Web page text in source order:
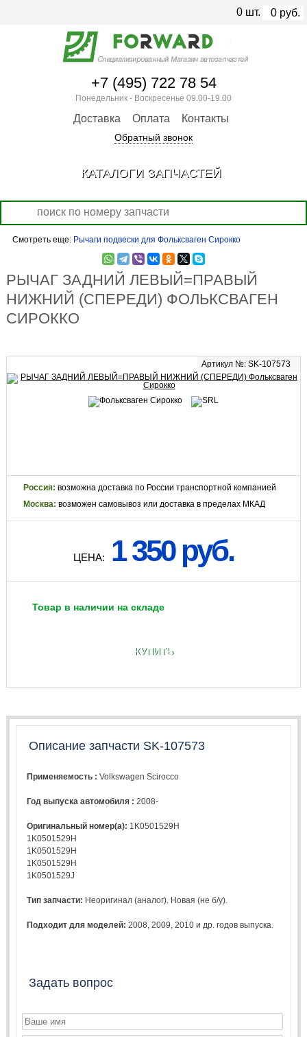
Смотреть еще: Рычаги подвески для Фольксваген Сирокко
РЫЧАГ ЗАДНИЙ ЛЕВЫЙ=ПРАВЫЙ
НИЖНИЙ (СПЕРЕДИ) ФОЛЬКСВАГЕН
СИРОККО
Артикул №: SK-107573
Россия: возможна доставка по России транспортной компанией
Москва: возможен самовывоз или доставка в пределах МКАД
ЦЕНА: 1 350 руб.
Товар в наличии на складе
КУПИТЬ
Описание запчасти SK-107573
Применяемость :Volkswagen Scirocco
Год выпуска автомобиля :2008-
Оригинальный номер(а): 1K0501529H
1K0501529H
1K0501529H
1K0501529H
1K0501529J
Тип запчасти: Неоригинал (аналог). Новая (не б/у).
Подходит для моделей: 2008 ,2009 ,2010 и др. годов выпуска.
Задать вопрос
+7 (495) 722 78 54
Понедельник - Воскресенье 09.00-19.00
Доставка Оплата Контакты
Обратный звонок
0 шт. 0 руб.
КАТАЛОГИ ЗАПЧАСТЕЙ